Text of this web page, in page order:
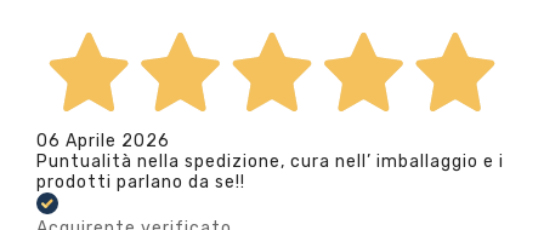
06 Aprile 2026
Puntualità nella spedizione, cura nell’ imballaggio e i
prodotti parlano da se!!